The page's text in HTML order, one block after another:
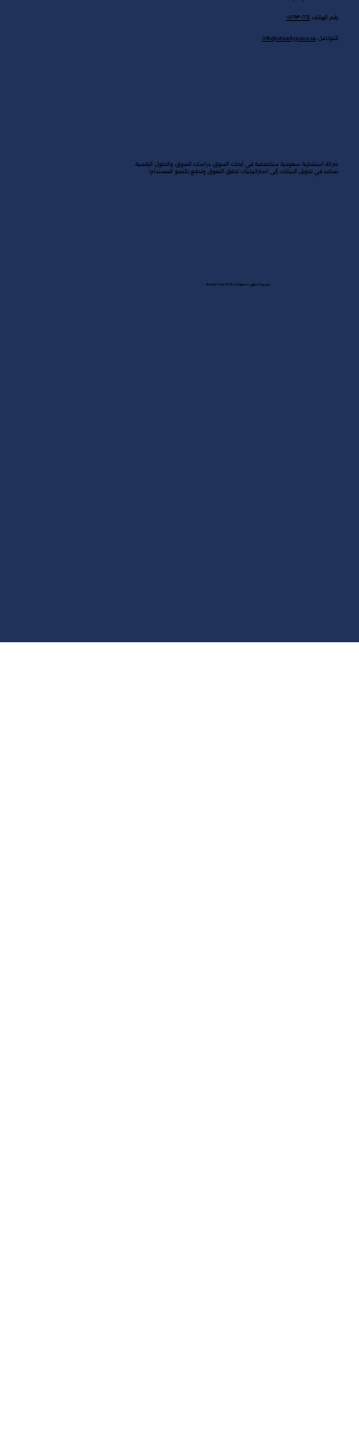
شركة استشارية سعودية متخصصة في أبحاث السوق، دراسات السوق، والحلول الرقمية.
نساعد في تحويل البيانات إلى استراتيجيات تحقق التفوق وتدفع بالنمو المستدام!
رقم الهاتف: ٠١١٢٩٣٠٢٢٤
للتواصل: info@steadypace.sa
جميع الحقوق محفوظة لـ Steady Pace 2025